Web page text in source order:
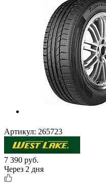
Артикул: 265723
7 390 руб.
Через 2 дня